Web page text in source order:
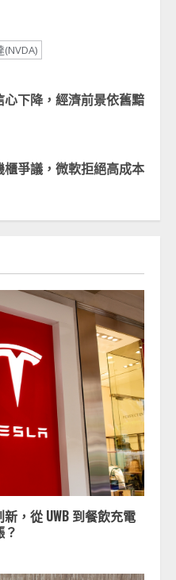
(NVDA)
心下降，經濟前景依舊黯
櫃爭議，微軟拒絕高成本
，從 UWB 到餐飲充電